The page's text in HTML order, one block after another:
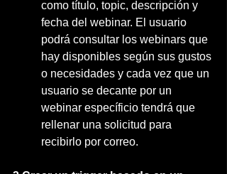
como título, topic, descripción y
fecha del webinar. El usuario
podrá consultar los webinars que
hay disponibles según sus gustos
o necesidades y cada vez que un
usuario se decante por un
webinar específicio tendrá que
rellenar una solicitud para
recibirlo por correo.